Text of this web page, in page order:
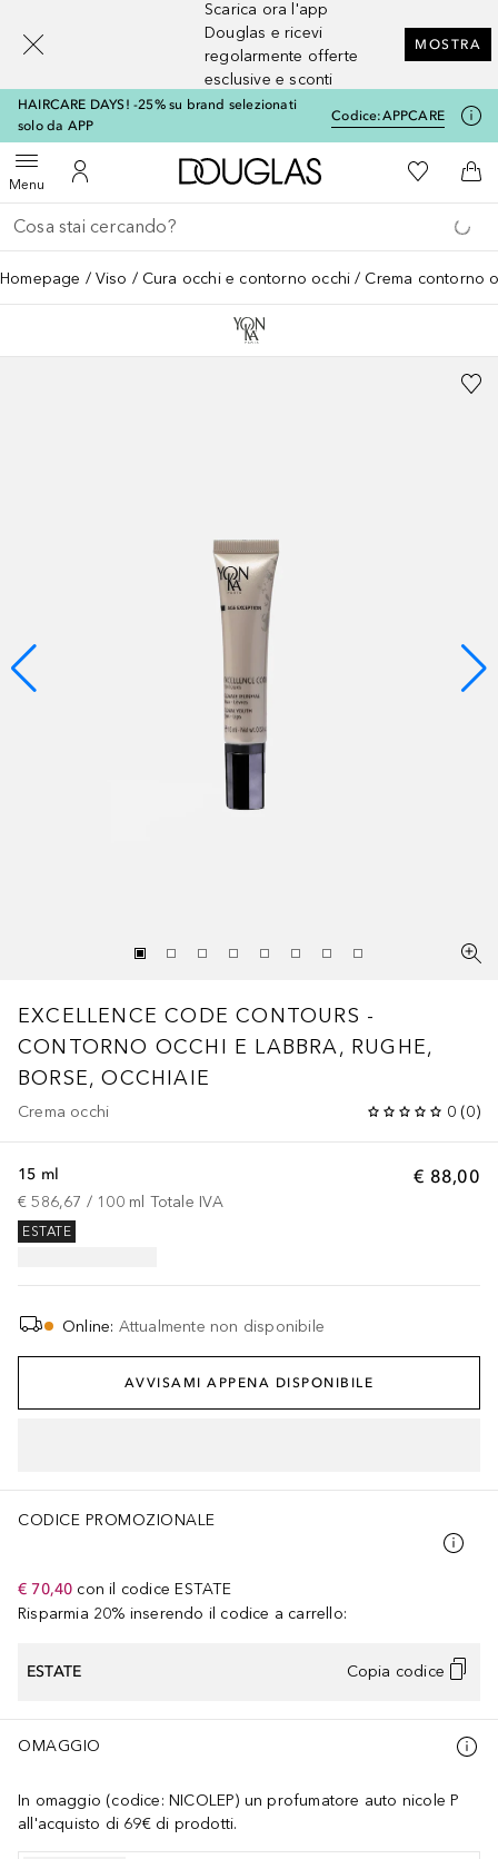
Scarica ora l'app
Douglas e ricevi
regolarmente offerte
esclusive e sconti
MOSTRA
HAIRCARE DAYS! -25% su brand selezionati
solo da APP
Codice:APPCARE
MenuApri menuAl Mio Account
A Douglas HomeAlla Mia
Al
Torna indietro
Esegui ricerca
Homepage Viso Cura occhi e contorno occhi Crema contorno
EXCELLENCE CODE CONTOURS -
CONTORNO OCCHI E LABBRA, RUGHE,
BORSE, OCCHIAIE
Crema occhi 0 (0)
€ 88,00
15 ml
€ 586,67 / 100 ml Totale IVA
ESTATE
Online: Attualmente non disponibile
AVVISAMI APPENA DISPONIBILE
CODICE PROMOZIONALE
€ 70,40 con il codice ESTATE
Risparmia 20% inserendo il codice a carrello:
ESTATE Copia codice
OMAGGIO
In omaggio (codice: NICOLEP) un profumatore auto nicole P
all'acquisto di 69€ di prodotti.
[navigation.slideout.screenreader]